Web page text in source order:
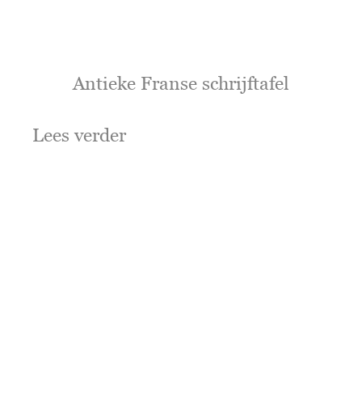
Antieke Franse schrijftafel
Lees verder